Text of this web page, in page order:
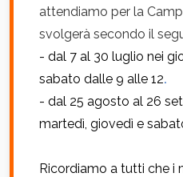
attendiamo per la
svolgerà secondo il
- dal 7 al 30 luglio nei
sabato dalle 9 alle 12.
- dal 25 agosto al 26
martedì, giovedì e
Ricordiamo a tutti che i